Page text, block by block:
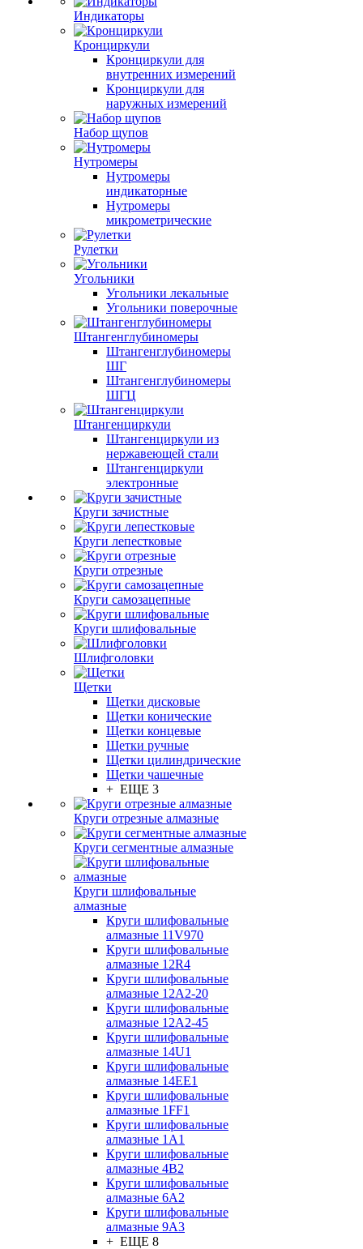
Индикаторы
Кронциркули
Кронциркули для
внутренних измерений
Кронциркули для
наружных измерений
Набор щупов
Нутромеры
Нутромеры
индикаторные
Нутромеры
микрометрические
Рулетки
Угольники
Угольники лекальные
Угольники поверочные
Штангенглубиномеры
Штангенглубиномеры
ШГ
Штангенглубиномеры
ШГЦ
Штангенциркули
Штангенциркули из
нержавеющей стали
Штангенциркули
электронные
Круги зачистные
Круги лепестковые
Круги отрезные
Круги самозацепные
Круги шлифовальные
Шлифголовки
Щетки
Щетки дисковые
Щетки конические
Щетки концевые
Щетки ручные
Щетки цилиндрические
Щетки чашечные
+ ЕЩЕ 3
Круги отрезные алмазные
Круги сегментные алмазные
Круги шлифовальные
алмазные
Круги шлифовальные
алмазные 11V970
Круги шлифовальные
алмазные 12R4
Круги шлифовальные
алмазные 12А2-20
Круги шлифовальные
алмазные 12А2-45
Круги шлифовальные
алмазные 14U1
Круги шлифовальные
алмазные 14ЕЕ1
Круги шлифовальные
алмазные 1FF1
Круги шлифовальные
алмазные 1А1
Круги шлифовальные
алмазные 4В2
Круги шлифовальные
алмазные 6A2
Круги шлифовальные
алмазные 9А3
+ ЕЩЕ 8